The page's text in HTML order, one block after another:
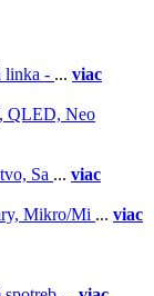
linka - ... viac
QLED, Neo
Sa ... viac
Mikro/Mi ... viac